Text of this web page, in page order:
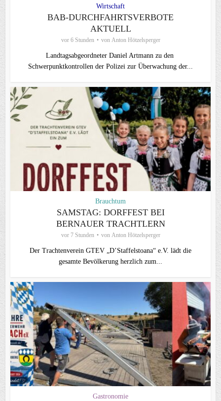
Wirtschaft
BAB-DURCHFAHRTSVERBOTE
AKTUELL
vor 6 Stunden von Anton Hötzelsperger
Landtagsabgeordneter Daniel Artmann zu den
Schwerpunktkontrollen der Polizei zur Überwachung der...
Brauchtum
SAMSTAG: DORFFEST BEI
BERNAUER TRACHTLERN
vor 7 Stunden von Anton Hötzelsperger
Der Trachtenverein GTEV „D’Staffelstoana“ e.V. lädt die
gesamte Bevölkerung herzlich zum...
Gastronomie